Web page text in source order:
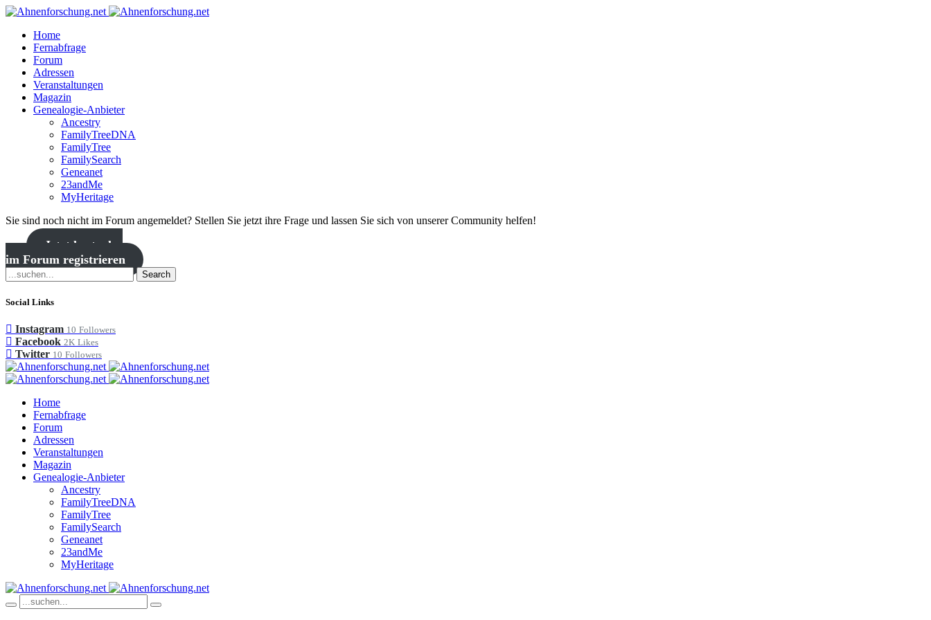
Home
Fernabfrage
Forum
Adressen
Veranstaltungen
Magazin
Genealogie-Anbieter
Ancestry
FamilyTreeDNA
FamilyTree
FamilySearch
Geneanet
23andMe
MyHeritage
Sie sind noch nicht im Forum angemeldet? Stellen Sie jetzt ihre Frage und lassen Sie sich von unserer Community helfen!
Jetzt kostenlos
im Forum registrieren
Search
Social Links
Instagram 10 Followers
Facebook 2K Likes
Twitter 10 Followers
Home
Fernabfrage
Forum
Adressen
Veranstaltungen
Magazin
Genealogie-Anbieter
Ancestry
FamilyTreeDNA
FamilyTree
FamilySearch
Geneanet
23andMe
MyHeritage